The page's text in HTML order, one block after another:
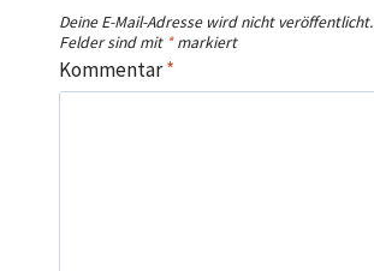
Deine E-Mail-Adresse wird nicht veröffentlicht.
Felder sind mit *markiert
Kommentar*